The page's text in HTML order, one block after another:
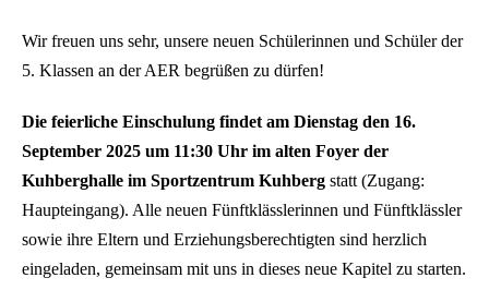
Wir freuen uns sehr, unsere neuen Schülerinnen und Schüler der
5. Klassen an der AER begrüßen zu dürfen!
Die feierliche Einschulung findet am Dienstag den 16.
September 2025 um 11:30 Uhr im alten Foyer der
Kuhberghalle im Sportzentrum Kuhberg statt (Zugang:
Haupteingang). Alle neuen Fünftklässlerinnen und Fünftklässler
sowie ihre Eltern und Erziehungsberechtigten sind herzlich
eingeladen, gemeinsam mit uns in dieses neue Kapitel zu starten.